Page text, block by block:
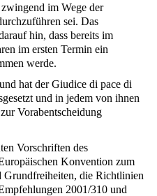
im Wege der
sei. Das
hin, dass bereits im
im ersten Termin ein
werde.
hat der Giudice di pace di
und in jedem von ihnen
Vorabentscheidung
Vorschriften des
Konvention zum
Grundfreiheiten, die Richtlinien
2001/310 und